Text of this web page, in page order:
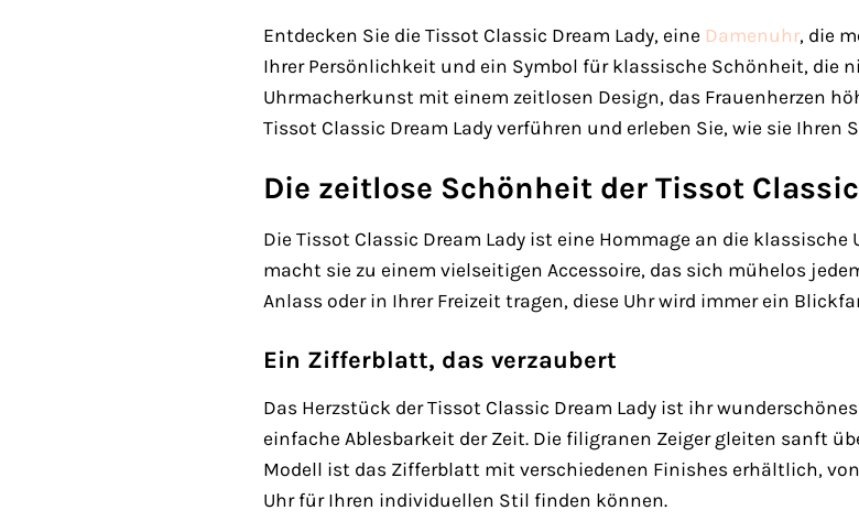
Entdecken Sie die Tissot Classic Dream Lady, eine Damenuhr, die
Ihrer Persönlichkeit und ein Symbol für klassische Schönheit, die
Uhrmacherkunst mit einem zeitlosen Design, das Frauenherzen
Tissot Classic Dream Lady verführen und erleben Sie, wie sie Ihren
Die zeitlose Schönheit der Tissot
Die Tissot Classic Dream Lady ist eine Hommage an die
macht sie zu einem vielseitigen Accessoire, das sich mühelos
Anlass oder in Ihrer Freizeit tragen, diese Uhr wird immer ein
Ein Zifferblatt, das verzaubert
Das Herzstück der Tissot Classic Dream Lady ist ihr
einfache Ablesbarkeit der Zeit. Die filigranen Zeiger gleiten sanft
Modell ist das Zifferblatt mit verschiedenen Finishes erhältlich,
Uhr für Ihren individuellen Stil finden können.